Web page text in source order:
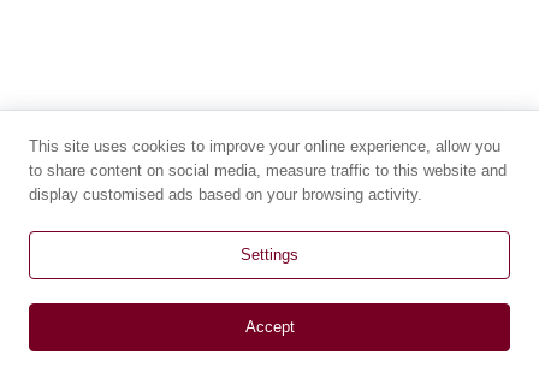
This site uses cookies to improve your online experience, allow you
to share content on social media, measure traffic to this website and
display customised ads based on your browsing activity.
Settings
Accept